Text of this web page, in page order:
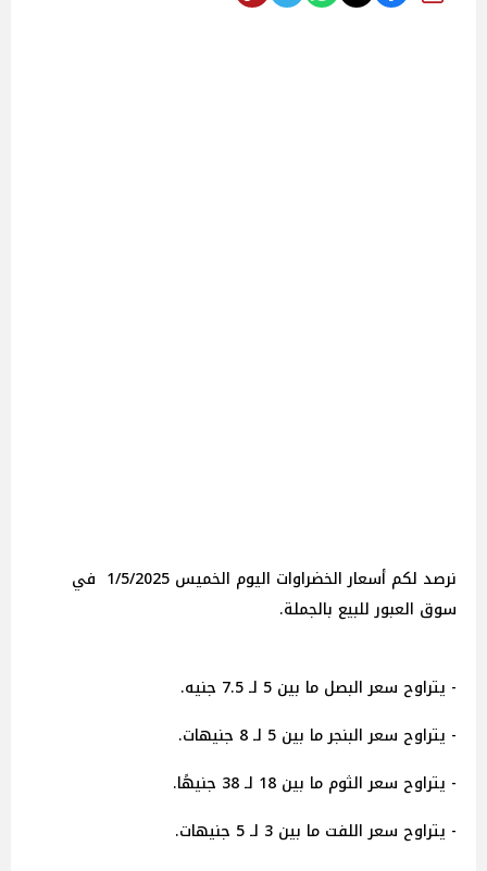
نرصد لكم أسعار الخضراوات اليوم الخميس 1/5/2025 في
سوق العبور للبيع بالجملة.
- يتراوح سعر البصل ما بين 5 لـ 7.5 جنيه.
- يتراوح سعر البنجر ما بين 5 لـ 8 جنيهات.
- يتراوح سعر الثوم ما بين 18 لـ 38 جنيهًا.
- يتراوح سعر اللفت ما بين 3 لـ 5 جنيهات.